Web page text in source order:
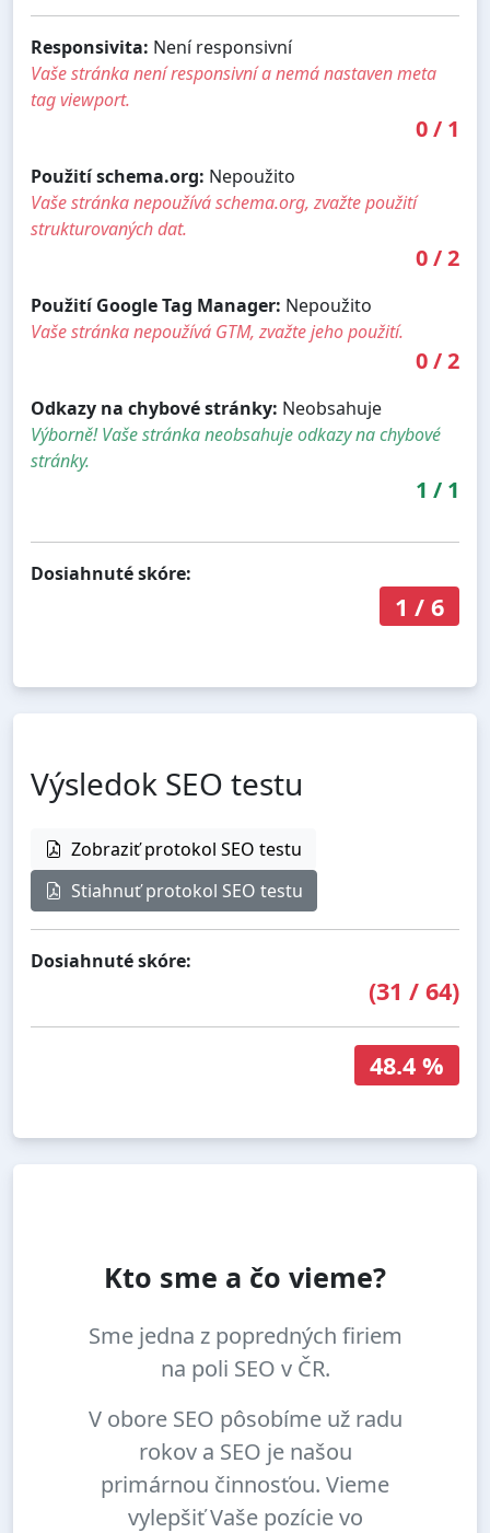
Responsivita: Není responsivní
Vaše stránka není responsivní a nemá nastaven meta
tag viewport.
0/ 1
Použití schema.org: Nepoužito
Vaše stránka nepoužívá schema.org, zvažte použití
strukturovaných dat.
0/2
Použití Google Tag Manager: Nepoužito
Vaše stránka nepoužívá GTM, zvažte jeho použití.
0/2
Odkazy na chybové stránky: Neobsahuje
Výborně! Vaše stránka neobsahuje odkazy na chybové
stránky.
1 / 1
Dosiahnuté skóre:
1 / 6
Výsledok SEO testu
Zobraziť protokol SEO testu
Stiahnuť protokol SEO testu
Dosiahnuté skóre:
(31 / 64)
48.4 %
Kto sme a čo vieme?
Sme jedna z popredných firiem
na poli SEO v ČR.
V obore SEO pôsobíme už radu
rokov a SEO je našou
primárnou činnosťou. Vieme
vylepšiť Vaše pozície vo